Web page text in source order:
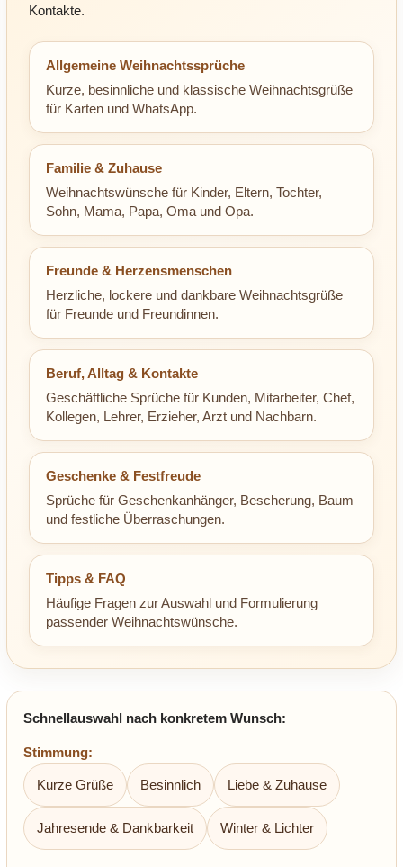
Kontakte.
Allgemeine Weihnachtssprüche
Kurze, besinnliche und klassische Weihnachtsgrüße
für Karten und WhatsApp.
Familie & Zuhause
Weihnachtswünsche für Kinder, Eltern, Tochter,
Sohn, Mama, Papa, Oma und Opa.
Freunde & Herzensmenschen
Herzliche, lockere und dankbare Weihnachtsgrüße
für Freunde und Freundinnen.
Beruf, Alltag & Kontakte
Geschäftliche Sprüche für Kunden, Mitarbeiter, Chef,
Kollegen, Lehrer, Erzieher, Arzt und Nachbarn.
Geschenke & Festfreude
Sprüche für Geschenkanhänger, Bescherung, Baum
und festliche Überraschungen.
Tipps & FAQ
Häufige Fragen zur Auswahl und Formulierung
passender Weihnachtswünsche.
Schnellauswahl nach konkretem Wunsch:
Stimmung:
Kurze Grüße Besinnlich Liebe & Zuhause
Jahresende & Dankbarkeit Winter & Lichter